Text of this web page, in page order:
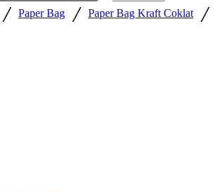
/ Paper Bag / Paper Bag Kraft Coklat /